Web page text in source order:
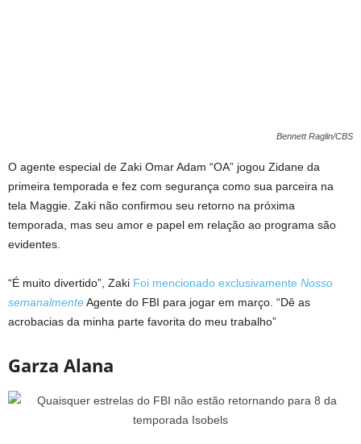
Bennett Raglin/CBS
O agente especial de Zaki Omar Adam “OA” jogou Zidane da
primeira temporada e fez com segurança como sua parceira na
tela Maggie. Zaki não confirmou seu retorno na próxima
temporada, mas seu amor e papel em relação ao programa são
evidentes.
“É muito divertido”, Zaki Foi mencionado exclusivamente Nosso
semanalmenteAgente do FBI para jogar em março. “Dê as
acrobacias da minha parte favorita do meu trabalho”
Garza Alana